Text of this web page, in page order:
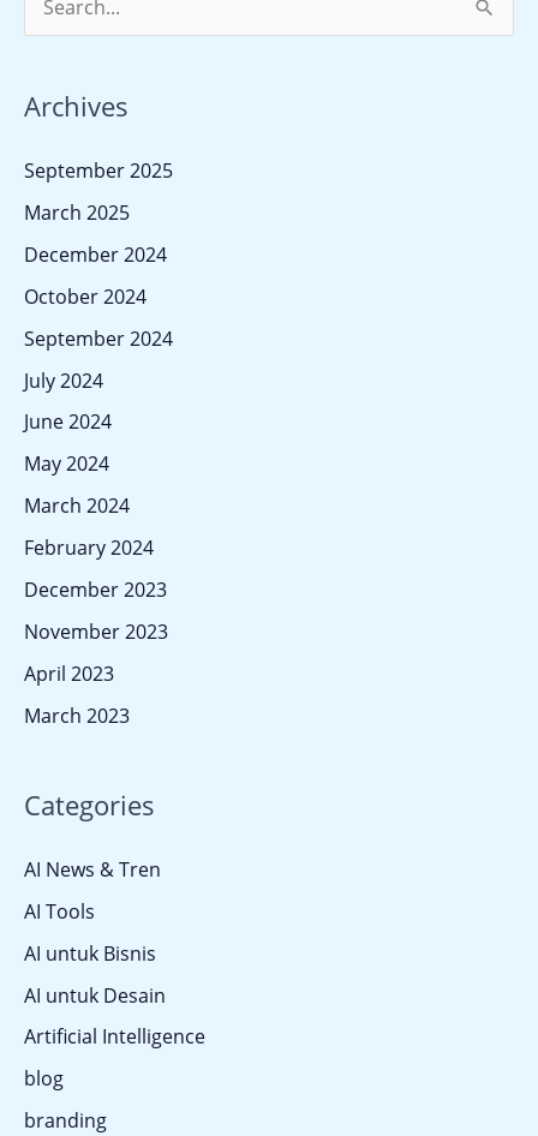
r
c
r
:
Archives
September 2025
March 2025
December 2024
October 2024
September 2024
July 2024
June 2024
May 2024
March 2024
February 2024
December 2023
November 2023
April 2023
March 2023
Categories
AI News & Tren
AI Tools
AI untuk Bisnis
AI untuk Desain
Artificial Intelligence
blog
branding